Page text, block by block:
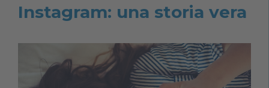
Instagram: una storia vera